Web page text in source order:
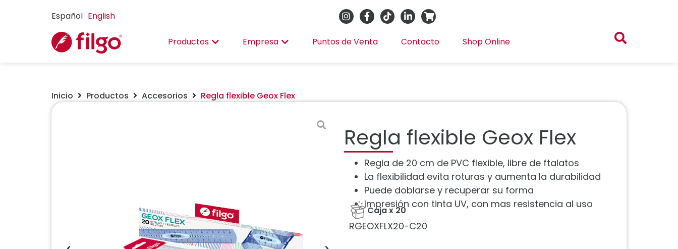
Español English
Productos Empresa Puntos de Venta Contacto Shop Online
Inicio Productos Accesorios Regla flexible Geox Flex
Regla flexible Geox Flex
Regla de 20 cm de PVC flexible, libre de ftalatos
La flexibilidad evita roturas y aumenta la durabilidad
Puede doblarse y recuperar su forma
Impresión con tinta UV, con mas resistencia al uso
Caja x 20
RGEOXFLX20-C20